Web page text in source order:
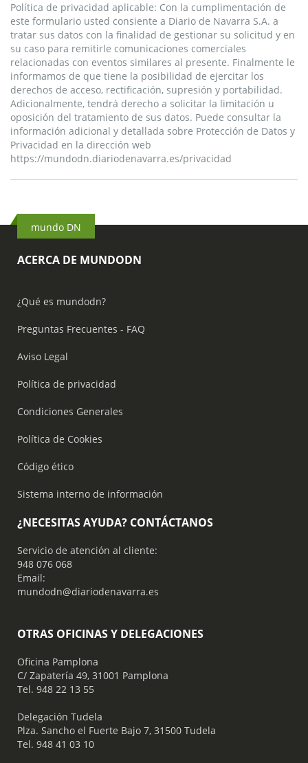
Política de privacidad aplicable: Con la cumplimentación de
este formulario usted consiente a Diario de Navarra S.A. a
tratar sus datos con la finalidad de gestionar su solicitud y en
su caso para remitirle comunicaciones comerciales
relacionadas con eventos similares al presente. Finalmente le
informamos de que tiene la posibilidad de ejercitar los
derechos de acceso, rectificación, supresión y portabilidad.
Adicionalmente, tendrá derecho a solicitar la limitación u
oposición del tratamiento de sus datos. Puede consultar la
información adicional y detallada sobre Protección de Datos y
Privacidad en la dirección web
https://mundodn.diariodenavarra.es/privacidad
mundo DN
ACERCA DE MUNDODN
¿Qué es mundodn?
Preguntas Frecuentes - FAQ
Aviso Legal
Política de privacidad
Condiciones Generales
Política de Cookies
Código ético
Sistema interno de información
¿NECESITAS AYUDA? CONTÁCTANOS
Servicio de atención al cliente:
948 076 068
Email:
mundodn@diariodenavarra.es
OTRAS OFICINAS Y DELEGACIONES
Oficina Pamplona
C/ Zapatería 49, 31001 Pamplona
Tel. 948 22 13 55
​ Delegación Tudela
Plza. Sancho el Fuerte Bajo 7, 31500 Tudela
Tel. 948 41 03 10